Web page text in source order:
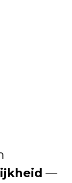
—